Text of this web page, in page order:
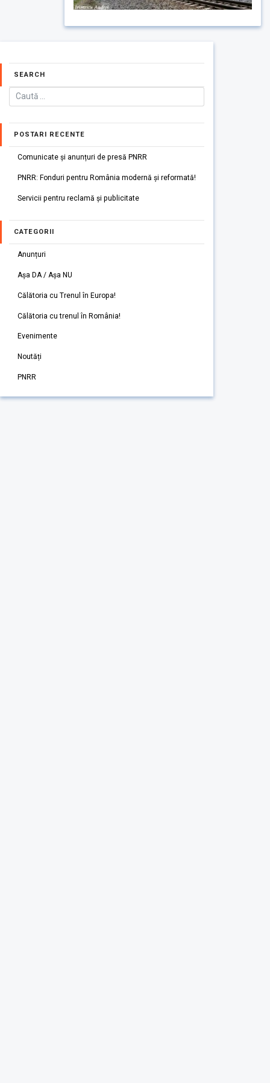
SEARCH
POSTARI RECENTE
Comunicate și anunțuri de presă PNRR
PNRR: Fonduri pentru România modernă și reformată!
Servicii pentru reclamă și publicitate
CATEGORII
Anunțuri
Așa DA / Așa NU
Călătoria cu Trenul în Europa!
Călătoria cu trenul în România!
Evenimente
Noutăți
PNRR